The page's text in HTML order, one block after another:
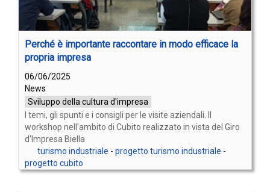
Perché è importante raccontare in modo efficace la
propria impresa
06/06/2025
News
Sviluppo della cultura d'impresa
I temi, gli spunti e i consigli per le visite aziendali. Il
workshop nell'ambito di Cubito realizzato in vista del Giro
d'Impresa Biella
turismo industriale - progetto turismo industriale -
progetto cubito